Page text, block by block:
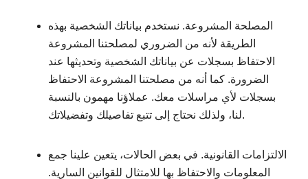
المصلحة المشروعة. نستخدم بياناتك الشخصية بهذه
الطريقة لأنه من الضروري لمصلحتنا المشروعة
الاحتفاظ بسجلات عن بياناتك الشخصية وتحديثها عند
الضرورة. كما أنه من مصلحتنا المشروعة الاحتفاظ
بسجلات لأي مراسلات معك. عملاؤنا مهمون بالنسبة
لنا، ولذلك نحتاج إلى تتبع تفاصيلك وتفضيلاتك.
الالتزامات القانونية. في بعض الحالات، يتعين علينا جمع
المعلومات والاحتفاظ بها للامتثال للقوانين السارية.